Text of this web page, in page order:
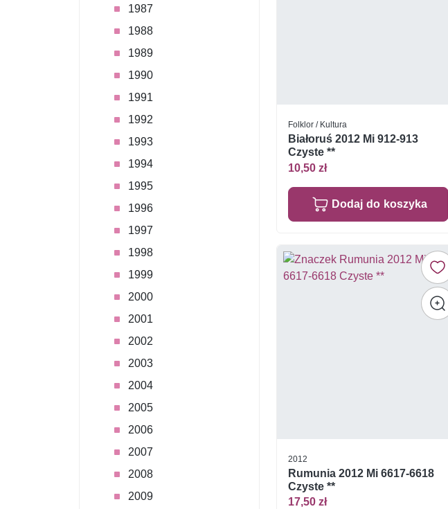
1987
1988
1989
1990
1991
1992
1993
1994
1995
1996
1997
1998
1999
2000
2001
2002
2003
2004
2005
2006
2007
2008
2009
Folklor / Kultura
Białoruś 2012 Mi 912-913
Czyste **
10,50 zł
Dodaj do koszyka
2012
Rumunia 2012 Mi 6617-6618
Czyste **
17,50 zł